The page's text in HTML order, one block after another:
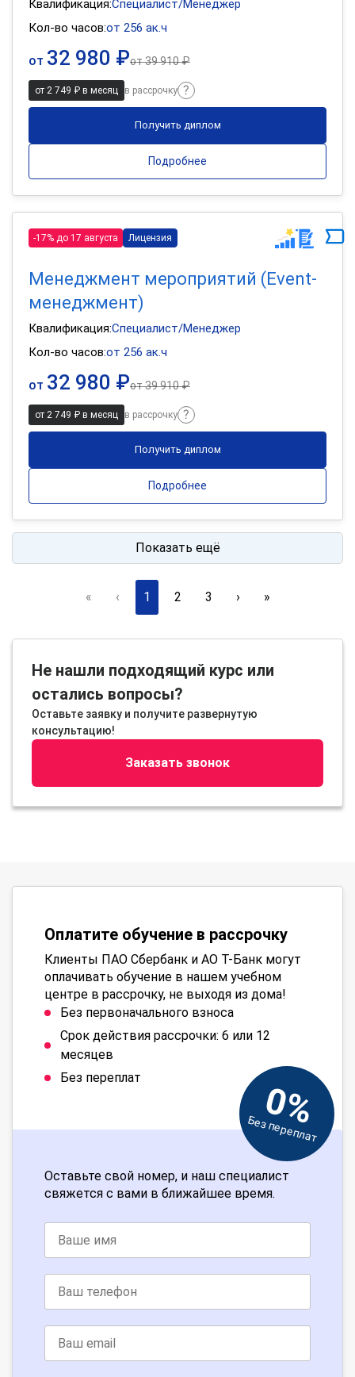
Квалификация:Специалист/Менеджер
Кол-во часов:от 256 ак.ч
от 32 980 ₽от39 910 ₽
от 2 749 ₽ в месяц в рассрочку
Получить диплом
Подробнее
-17% до 17 августа Лицензия
Менеджмент мероприятий (Event-
менеджмент)
Квалификация:Специалист/Менеджер
Кол-во часов:от 256 ак.ч
от 32 980 ₽от39 910 ₽
от 2 749 ₽ в месяц в рассрочку
Получить диплом
Подробнее
Показать ещё
« ‹ 1 2 3 › »
Не нашли подходящий курс или
остались вопросы?
Оставьте заявку и получите развернутую
консультацию!
Заказать звонок
Оплатите обучение в рассрочку
Клиенты ПАО Сбербанк и АО Т-Банк могут
оплачивать обучение в нашем учебном
центре в рассрочку, не выходя из дома!
Без первоначального взноса
Срок действия рассрочки: 6 или 12
месяцев
Без переплат
0%
Без переплат
Оставьте свой номер, и наш специалист
свяжется с вами в ближайшее время.